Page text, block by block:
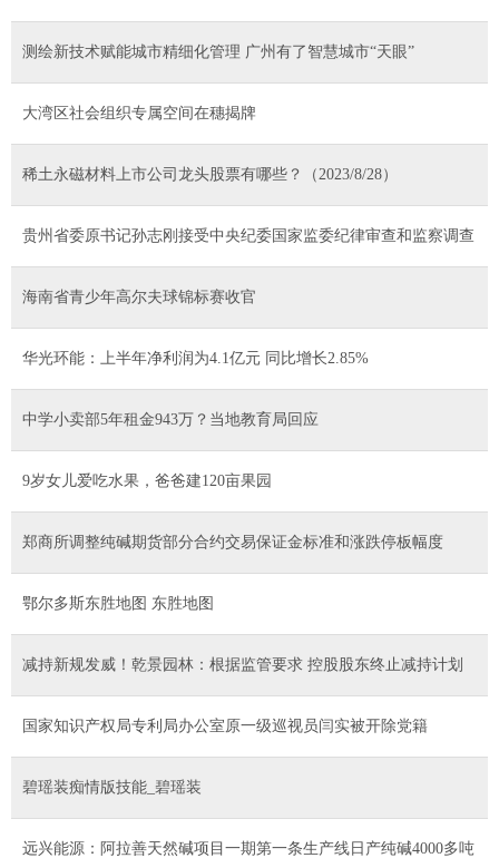
测绘新技术赋能城市精细化管理 广州有了智慧城市“天眼”
大湾区社会组织专属空间在穗揭牌
稀土永磁材料上市公司龙头股票有哪些？（2023/8/28）
贵州省委原书记孙志刚接受中央纪委国家监委纪律审查和监察调查
海南省青少年高尔夫球锦标赛收官
华光环能：上半年净利润为4.1亿元 同比增长2.85%
中学小卖部5年租金943万？当地教育局回应
9岁女儿爱吃水果，爸爸建120亩果园
郑商所调整纯碱期货部分合约交易保证金标准和涨跌停板幅度
鄂尔多斯东胜地图 东胜地图
减持新规发威！乾景园林：根据监管要求 控股股东终止减持计划
国家知识产权局专利局办公室原一级巡视员闫实被开除党籍
碧瑶装痴情版技能_碧瑶装
远兴能源：阿拉善天然碱项目一期第一条生产线日产纯碱4000多吨